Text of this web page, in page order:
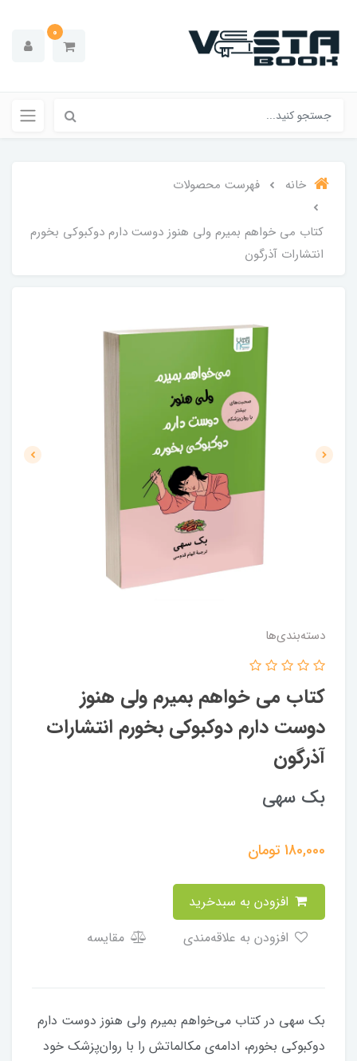
0
خانه فهرست محصولات
کتاب می خواهم بمیرم ولی هنوز دوست دارم دوکبوکی بخورم
انتشارات آذرگون
دسته‌بندی‌ها
کتاب می خواهم بمیرم ولی هنوز
دوست دارم دوکبوکی بخورم انتشارات
آذرگون
بک سهی
180,000تومان
مقایسه
بک سهی در کتاب می‌خواهم بمیرم ولی هنوز دوست دارم
دوکبوکی بخورم، ادامه‌ی مکالماتش را با روان‌پزشک خود